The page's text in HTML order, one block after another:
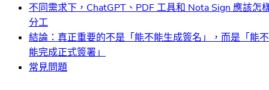
不同需求下，ChatGPT、PDF 工具和 Nota Sign 應該怎
分工
結論：真正重要的不是「能不能生成簽名」，而是「能不
能完成正式簽署」
常見問題